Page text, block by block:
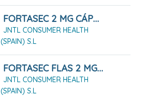
FORTASEC 2 MG CÁPSULAS DURAS, 20 CÁPSULAS
JNTL CONSUMER HEALTH
(SPAIN) S.L
FORTASEC FLAS 2 MG LIOFILIZADO ORAL, 12 LIOFILIZADOS
JNTL CONSUMER HEALTH
(SPAIN) S.L